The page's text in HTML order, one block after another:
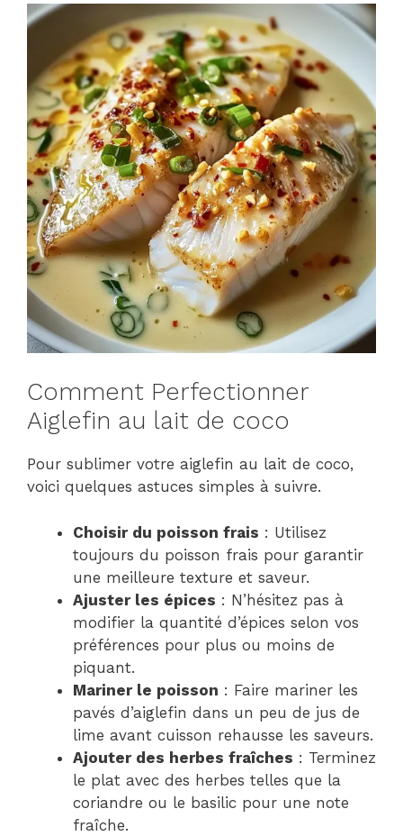
Comment Perfectionner
Aiglefin au lait de coco
Pour sublimer votre aiglefin au lait de coco,
voici quelques astuces simples à suivre.
Choisir du poisson frais : Utilisez
toujours du poisson frais pour garantir
une meilleure texture et saveur.
Ajuster les épices : N’hésitez pas à
modifier la quantité d’épices selon vos
préférences pour plus ou moins de
piquant.
Mariner le poisson : Faire mariner les
pavés d’aiglefin dans un peu de jus de
lime avant cuisson rehausse les saveurs.
Ajouter des herbes fraîches : Terminez
le plat avec des herbes telles que la
coriandre ou le basilic pour une note
fraîche.